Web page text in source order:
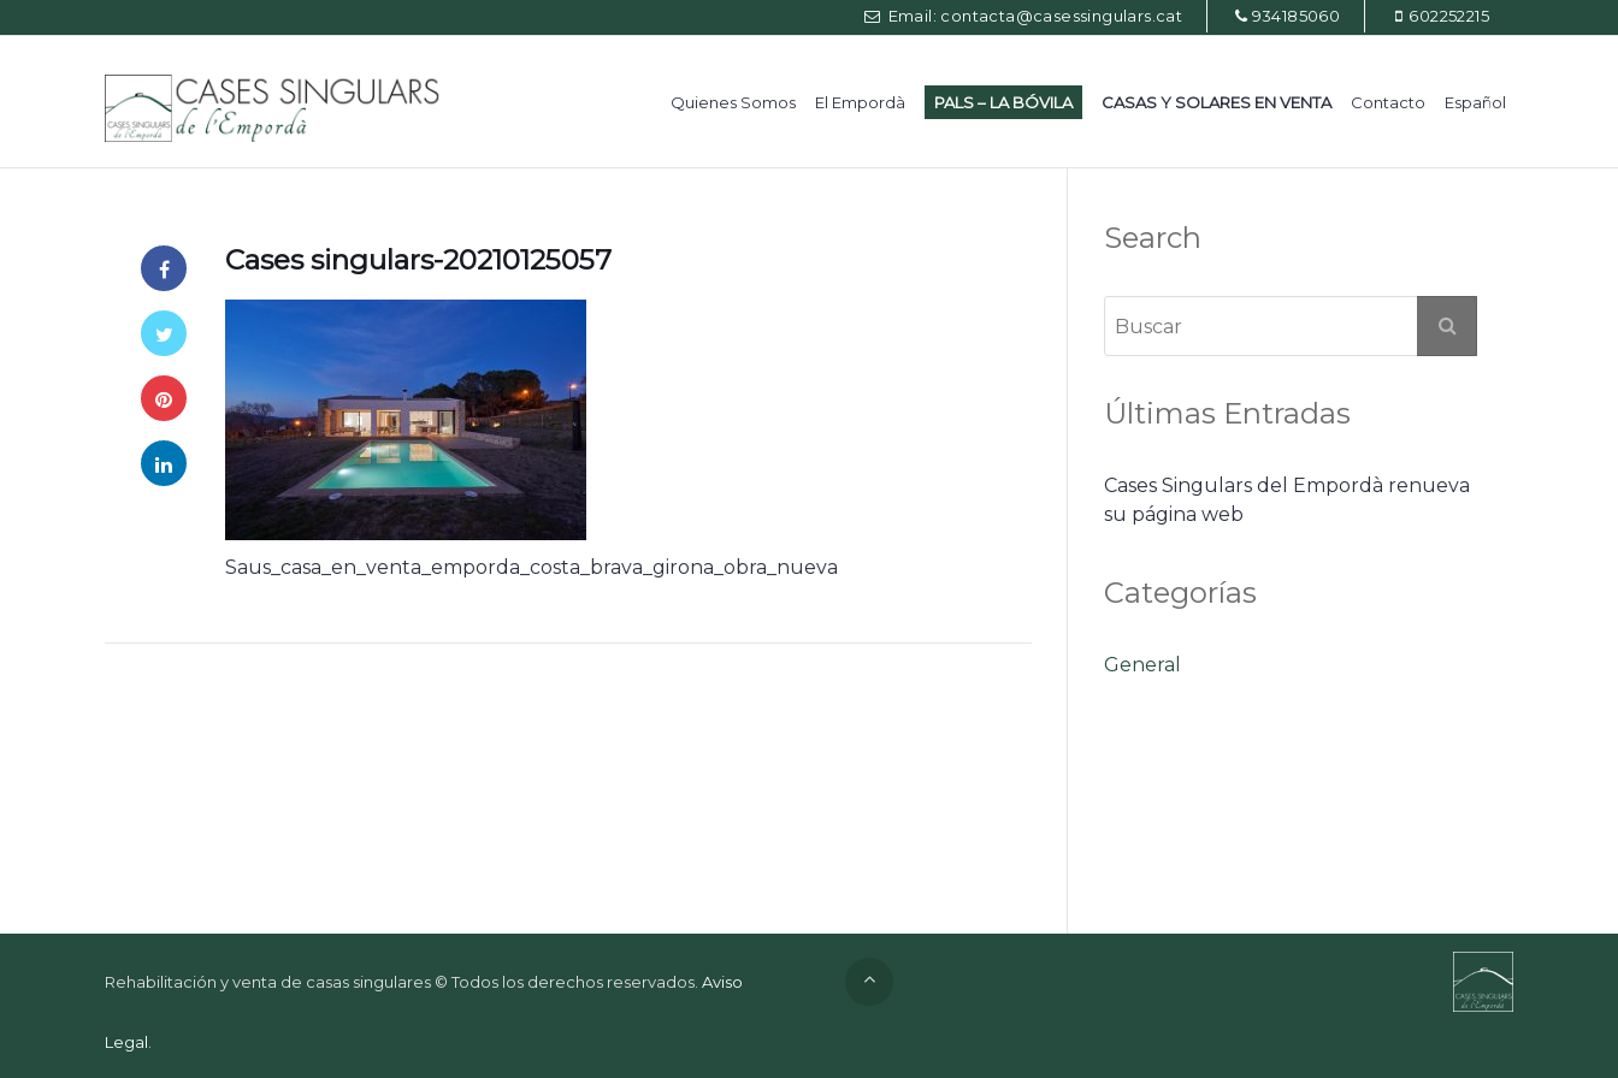
Email: contacta@casessingulars.cat 934185060 602252215
Quienes Somos El Empordà PALS – LA BÓVILA CASAS Y SOLARES EN VENTA Contacto Español
Cases singulars-20210125057
Saus_casa_en_venta_emporda_costa_brava_girona_obra_nueva
Search
Últimas Entradas
Cases Singulars del Empordà renueva
su página web
Categorías
General
Rehabilitación y venta de casas singulares © Todos los derechos reservados. Aviso
Legal